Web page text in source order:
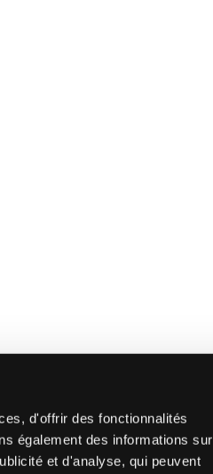
d'offrir des fonctionnalités
également des informations sur
et d'analyse, qui peuvent